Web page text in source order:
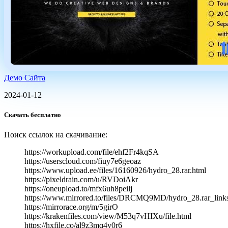
Демо Сайта
2024-01-12
Скачать бесплатно
Поиск ссылок на скачивание:
https://workupload.com/file/ehf2Fr4kqSA
https://userscloud.com/fiuy7e6geoaz
https://www.upload.ee/files/16160926/hydro_28.rar.html
https://pixeldrain.com/u/RVDoiAkr
https://oneupload.to/mfx6uh8peilj
https://www.mirrored.to/files/DRCMQ9MD/
https://mirrorace.org/m/5girO
https://krakenfiles.com/view/M53q7vHIXu/file.html
https://hxfile.co/al9z3mq4v0r6